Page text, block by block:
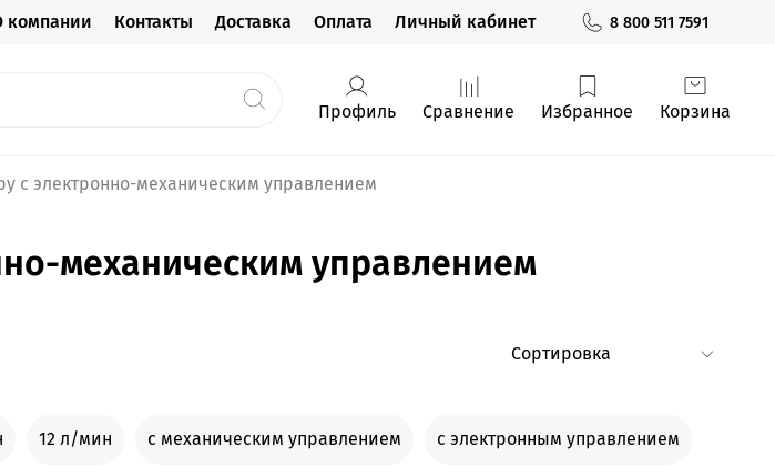
компании Контакты Доставка Оплата Личный кабинет 8 800 511 7591
Профиль Сравнение Избранное Корзина
с электронно-механическим управлением
механическим управлением
12 л/мин с механическим управлением с электронным управлением